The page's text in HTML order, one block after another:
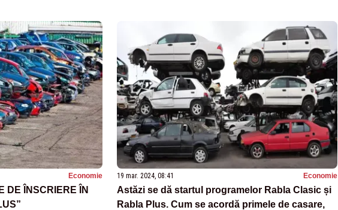
Economie
DE ÎNSCRIERE ÎN
19 mar. 2024, 08:41 Economie
Astăzi se dă startul programelor Rabla Clasic și
Rabla Plus. Cum se acordă primele de casare,